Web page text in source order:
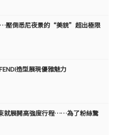
倒悉尼夜景的“美貌”超出極限
造型展現優雅魅力
就展開高強度行程……為了粉絲驚